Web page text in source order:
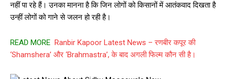
नहीं पा रहे हैं। उनका मानना है कि जिन लोगों को किसानों में आतंकवाद दिखता है
उन्हीं लोगों को गाने से जलन हो रही है।
READ MORE Ranbir Kapoor Latest News – रणबीर कपूर की
‘Shamshera’ और ‘Brahmastra’, के बाद अगली फिल्म कौन सी है।